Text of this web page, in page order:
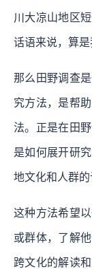
川大凉山地区
话语来说，算是
那么田野调查
究方法，是帮
法。正是在田
是如何展开研
地文化和人群的
这种方法希望
或群体，了解
跨文化的解读